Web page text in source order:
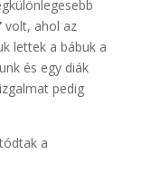
volt, ahol az
lettek a bábuk a
és egy diák
pedig
a